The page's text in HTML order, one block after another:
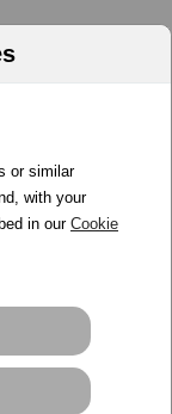
or similar
with your
in our Cookie